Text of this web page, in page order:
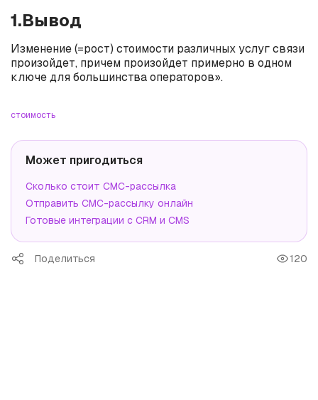
1.Вывод
Изменение (=рост) стоимости различных услуг связи
произойдет, причем произойдет примерно в одном
ключе для большинства операторов».
стоимость
Может пригодиться
Сколько стоит СМС-рассылка
Отправить СМС-рассылку онлайн
Готовые интеграции с CRM и CMS
Поделиться 120